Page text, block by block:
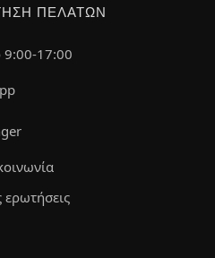
ΠΕΛΑΤΏΝ
9:00-17:00
ερωτήσεις